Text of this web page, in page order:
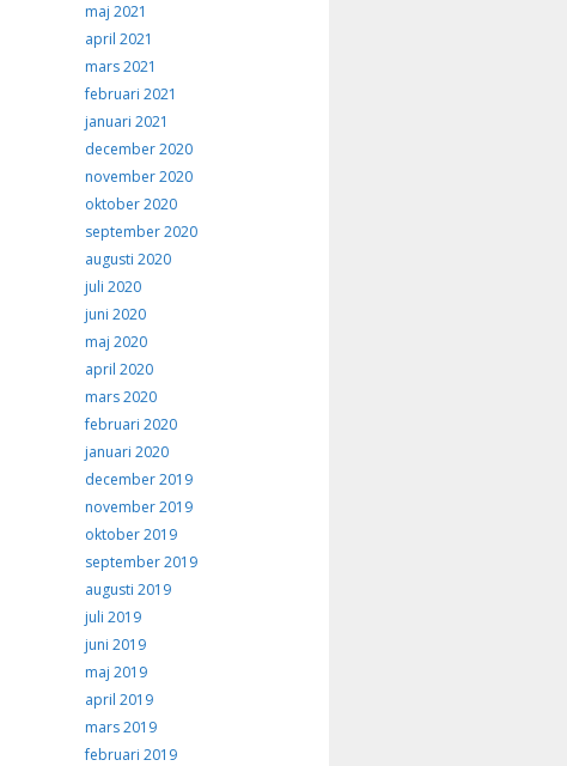
maj 2021
april 2021
mars 2021
februari 2021
januari 2021
december 2020
november 2020
oktober 2020
september 2020
augusti 2020
juli 2020
juni 2020
maj 2020
april 2020
mars 2020
februari 2020
januari 2020
december 2019
november 2019
oktober 2019
september 2019
augusti 2019
juli 2019
juni 2019
maj 2019
april 2019
mars 2019
februari 2019